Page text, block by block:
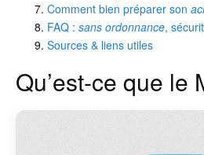
Comment bien préparer son
FAQ : sans ordonnance,
Sources & liens utiles
Qu’est-ce que le